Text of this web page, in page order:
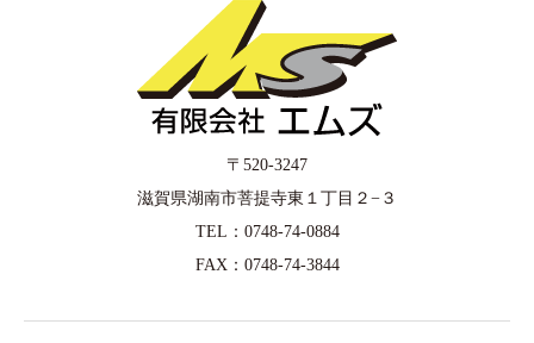
〒520-3247
滋賀県湖南市菩提寺東１丁目２−３
TEL：0748-74-0884
FAX：0748-74-3844